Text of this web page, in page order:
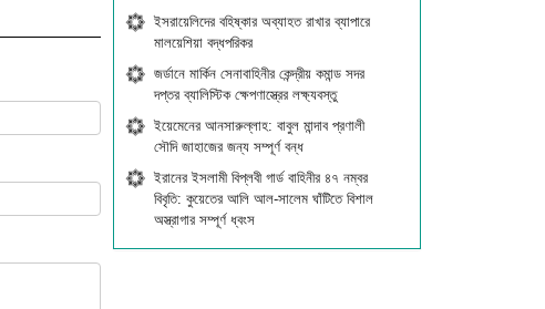
ইসরায়েলিদের বহিষ্কার অব্যাহত রাখার ব্যাপারে
মালয়েশিয়া বদ্ধপরিকর
জর্ডানে মার্কিন সেনাবাহিনীর কেন্দ্রীয় কমান্ড সদর
দপ্তর ব্যালিস্টিক ক্ষেপণাস্ত্রের লক্ষ্যবস্তু
ইয়েমেনের আনসারুল্লাহ: বাবুল মান্দাব প্রণালী
সৌদি জাহাজের জন্য সম্পূর্ণ বন্ধ
ইরানের ইসলামী বিপ্লবী গার্ড বাহিনীর ৪৭ নম্বর
বিবৃতি: কুয়েতের আলি আল-সালেম ঘাঁটিতে বিশাল
অস্ত্রাগার সম্পূর্ণ ধ্বংস